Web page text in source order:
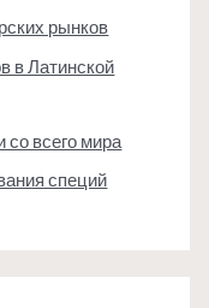
рынков
в Латинской
со всего мира
специй